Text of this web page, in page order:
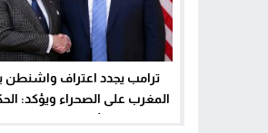
ترامب يجدد اعتراف واشنطن
المغرب على الصحراء ويؤكد: